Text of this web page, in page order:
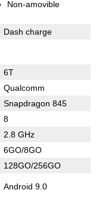
Non-amovible
Dash charge
6T
Qualcomm
Snapdragon 845
8
2.8 GHz
6GO/8GO
128GO/256GO
Android 9.0